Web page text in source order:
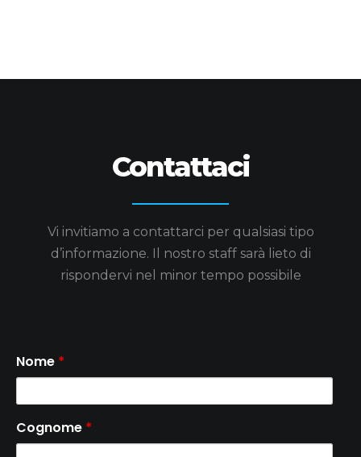
Contattaci
Vi invitiamo a contattarci per qualsiasi tipo
d’informazione. Il nostro staff sarà lieto di
rispondervi nel minor tempo possibile
Nome *
Cognome *